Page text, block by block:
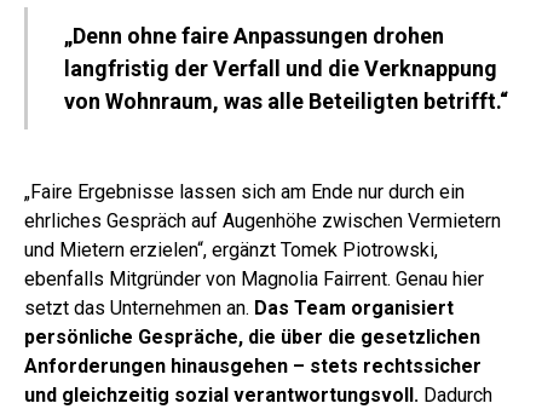
„Denn ohne faire Anpassungen drohen
langfristig der Verfall und die Verknappung
von Wohnraum, was alle Beteiligten betrifft.“
„Faire Ergebnisse lassen sich am Ende nur durch ein
ehrliches Gespräch auf Augenhöhe zwischen Vermietern
und Mietern erzielen“, ergänzt Tomek Piotrowski,
ebenfalls Mitgründer von Magnolia Fairrent. Genau hier
setzt das Unternehmen an. Das Team organisiert
persönliche Gespräche, die über die gesetzlichen
Anforderungen hinausgehen – stets rechtssicher
und gleichzeitig sozial verantwortungsvoll. Dadurch